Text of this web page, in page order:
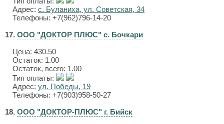
Адрес: с. Буланиха, ул. Советская, 34
Телефоны: +7(962)796-14-20
17. ООО "ДОКТОР ПЛЮС" с. Бочкари
Цена: 430.50
Остаток: 1.00
Остаток, всего: 1.00
Тип оплаты:
Адрес: ул. Победы, 19
Телефоны: +7(903)958-50-27
18. ООО "ДОКТОР-ПЛЮС" г. Бийск